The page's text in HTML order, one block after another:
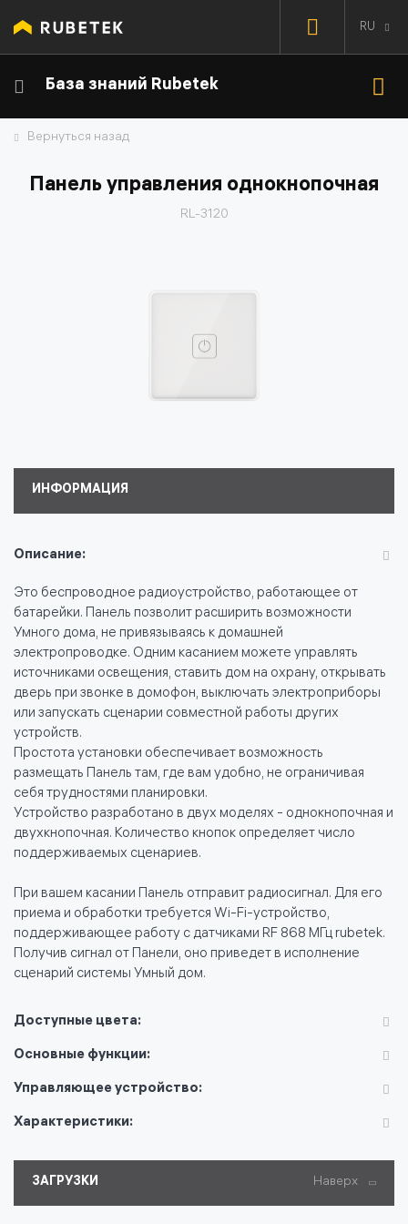
RU
База знаний Rubetek
Вернуться назад
Панель управления однокнопочная
RL-3120
ИНФОРМАЦИЯ
Описание:
Это беспроводное радиоустройство, работающее от
батарейки. Панель позволит расширить возможности
Умного дома, не привязываясь к домашней
электропроводке. Одним касанием можете управлять
источниками освещения, ставить дом на охрану, открывать
дверь при звонке в домофон, выключать электроприборы
или запускать сценарии совместной работы других
устройств.
Простота установки обеспечивает возможность
размещать Панель там, где вам удобно, не ограничивая
себя трудностями планировки.
Устройство разработано в двух моделях - однокнопочная и
двухкнопочная. Количество кнопок определяет число
поддерживаемых сценариев.
При вашем касании Панель отправит радиосигнал. Для его
приема и обработки требуется Wi-Fi-устройство,
поддерживающее работу с датчиками RF 868 МГц rubetek.
Получив сигнал от Панели, оно приведет в исполнение
сценарий системы Умный дом.
Доступные цвета:
Основные функции:
Управляющее устройство:
Характеристики:
ЗАГРУЗКИ Наверх